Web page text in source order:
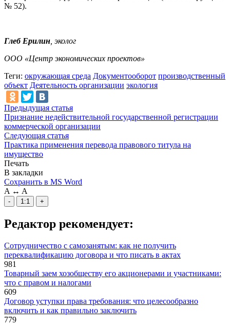
№ 52).
Глеб Ерилин , эколог
ООО «Центр экономических проектов»
Теги: окружающая среда Документооборот производственный
объект Деятельность организации экология
Предыдущая статья
Признание недействительной государственной регистрации
коммерческой организации
Следующая статья
Практика применения перевода правового титула на
имущество
Печать
В закладки
Сохранить в MS Word
A ↔ A
- 1:1 +
Редактор рекомендует:
Сотрудничество с самозанятым: как не получить
переквалификацию договора и что писать в актах
981
Товарный заем хозобществу его акционерами и участниками:
что с правом и налогами
609
Договор уступки права требования: что целесообразно
включить и как правильно заключить
779